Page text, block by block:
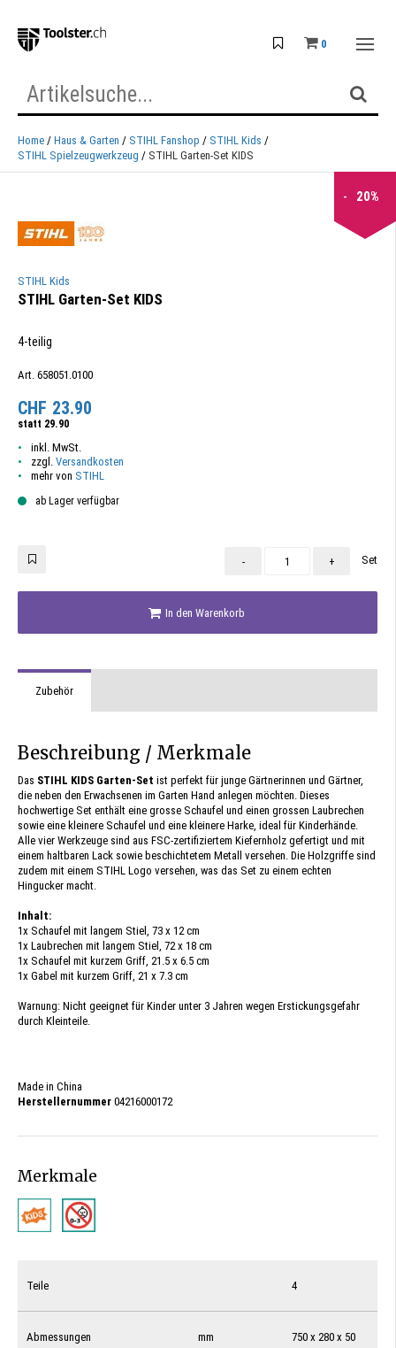
0
Home Haus & Garten STIHL Fanshop
STIHL Kids
STIHL Spielzeugwerkzeug
STIHL Garten-Set KIDS
20%
STIHL Kids
STIHL Garten-Set KIDS
4-teilig
Art. 658051.0100
CHF 23.90
statt 29.90
inkl. MwSt.
zzgl. Versandkosten
mehr von STIHL
ab Lager verfügbar
- + Set
In den Warenkorb
Zubehör
Beschreibung / Merkmale
Das STIHL KIDS Garten-Set ist perfekt für junge Gärtnerinnen und Gärtner,
die neben den Erwachsenen im Garten Hand anlegen möchten. Dieses
hochwertige Set enthält eine grosse Schaufel und einen grossen Laubrechen
sowie eine kleinere Schaufel und eine kleinere Harke, ideal für Kinderhände.
Alle vier Werkzeuge sind aus FSC-zertifiziertem Kiefernholz gefertigt und mit
einem haltbaren Lack sowie beschichtetem Metall versehen. Die Holzgriffe sind
zudem mit einem STIHL Logo versehen, was das Set zu einem echten
Hingucker macht.
Inhalt:
1x Schaufel mit langem Stiel, 73 x 12 cm
1x Laubrechen mit langem Stiel, 72 x 18 cm
1x Schaufel mit kurzem Griff, 21.5 x 6.5 cm
1x Gabel mit kurzem Griff, 21 x 7.3 cm
Warnung: Nicht geeignet für Kinder unter 3 Jahren wegen Erstickungsgefahr
durch Kleinteile.
Made in China
Herstellernummer 04216000172
Merkmale
Teile 4
Abmessungen mm 750 x 280 x 50